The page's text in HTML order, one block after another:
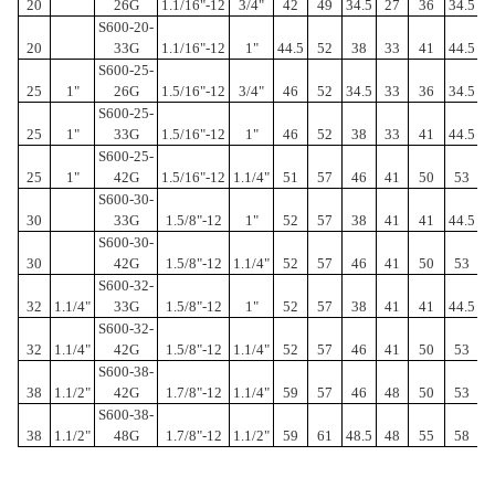
20 26G 1.1/16"-12 3/4" 42 49 34.5 27 36 34.5
20
S600-20-
33G
1.1/16"-12 1" 44.5 52 38 33 41 44.5
25 1"
S600-25-
26G
1.5/16"-12 3/4" 46 52 34.5 33 36 34.5
25 1"
S600-25-
33G
1.5/16"-12 1" 46 52 38 33 41 44.5
25 1"
S600-25-
42G
1.5/16"-12 1.1/4" 51 57 46 41 50 53
30
S600-30-
33G
1.5/8"-12 1" 52 57 38 41 41 44.5
30
S600-30-
42G
1.5/8"-12 1.1/4" 52 57 46 41 50 53
32 1.1/4"
S600-32-
33G
1.5/8"-12 1" 52 57 38 41 41 44.5
32 1.1/4"
S600-32-
42G
1.5/8"-12 1.1/4" 52 57 46 41 50 53
38 1.1/2"
S600-38-
42G
1.7/8"-12 1.1/4" 59 57 46 48 50 53
38 1.1/2"
S600-38-
48G
1.7/8"-12 1.1/2" 59 61 48.5 48 55 58